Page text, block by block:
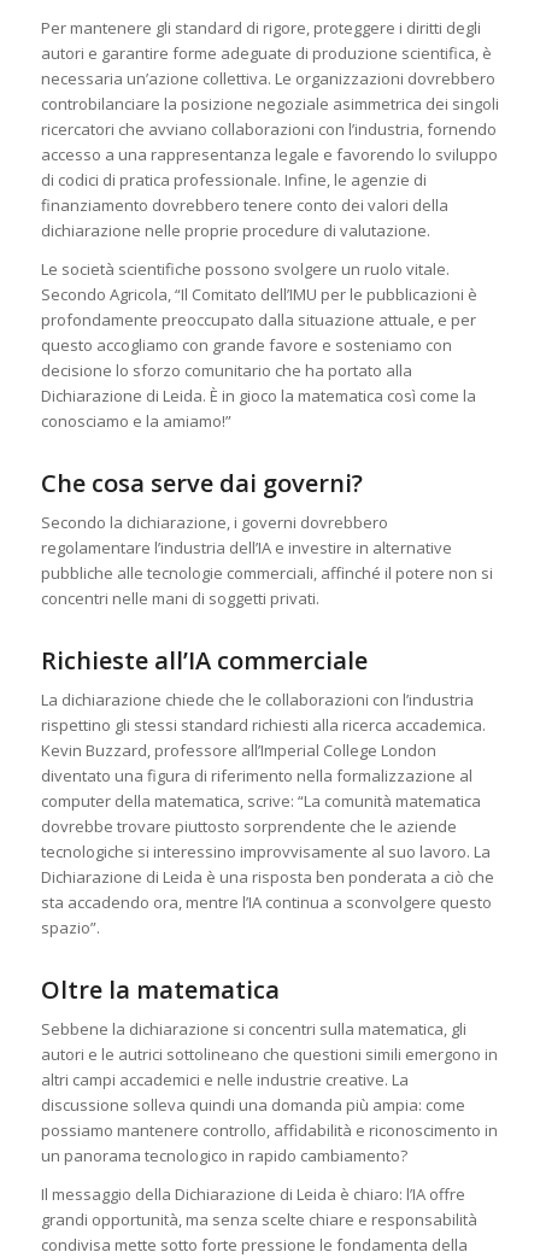
Per mantenere gli standard di rigore, proteggere i diritti degli
autori e garantire forme adeguate di produzione scientifica, è
necessaria un’azione collettiva. Le organizzazioni dovrebbero
controbilanciare la posizione negoziale asimmetrica dei singoli
ricercatori che avviano collaborazioni con l’industria, fornendo
accesso a una rappresentanza legale e favorendo lo sviluppo
di codici di pratica professionale. Infine, le agenzie di
finanziamento dovrebbero tenere conto dei valori della
dichiarazione nelle proprie procedure di valutazione.
Le società scientifiche possono svolgere un ruolo vitale.
Secondo Agricola, “Il Comitato dell’IMU per le pubblicazioni è
profondamente preoccupato dalla situazione attuale, e per
questo accogliamo con grande favore e sosteniamo con
decisione lo sforzo comunitario che ha portato alla
Dichiarazione di Leida. È in gioco la matematica così come la
conosciamo e la amiamo!”
Che cosa serve dai governi?
Secondo la dichiarazione, i governi dovrebbero
regolamentare l’industria dell’IA e investire in alternative
pubbliche alle tecnologie commerciali, affinché il potere non si
concentri nelle mani di soggetti privati.
Richieste all’IA commerciale
La dichiarazione chiede che le collaborazioni con l’industria
rispettino gli stessi standard richiesti alla ricerca accademica.
Kevin Buzzard, professore all’Imperial College London
diventato una figura di riferimento nella formalizzazione al
computer della matematica, scrive: “La comunità matematica
dovrebbe trovare piuttosto sorprendente che le aziende
tecnologiche si interessino improvvisamente al suo lavoro. La
Dichiarazione di Leida è una risposta ben ponderata a ciò che
sta accadendo ora, mentre l’IA continua a sconvolgere questo
spazio”.
Oltre la matematica
Sebbene la dichiarazione si concentri sulla matematica, gli
autori e le autrici sottolineano che questioni simili emergono in
altri campi accademici e nelle industrie creative. La
discussione solleva quindi una domanda più ampia: come
possiamo mantenere controllo, affidabilità e riconoscimento in
un panorama tecnologico in rapido cambiamento?
Il messaggio della Dichiarazione di Leida è chiaro: l’IA offre
grandi opportunità, ma senza scelte chiare e responsabilità
condivisa mette sotto forte pressione le fondamenta della